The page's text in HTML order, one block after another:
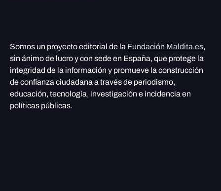
Somos un proyecto editorial de la Fundación Maldita.es,
sin ánimo de lucro y con sede en España, que protege la
integridad de la información y promueve la construcción
de confianza ciudadana a través de periodismo,
educación, tecnología, investigación e incidencia en
políticas públicas.